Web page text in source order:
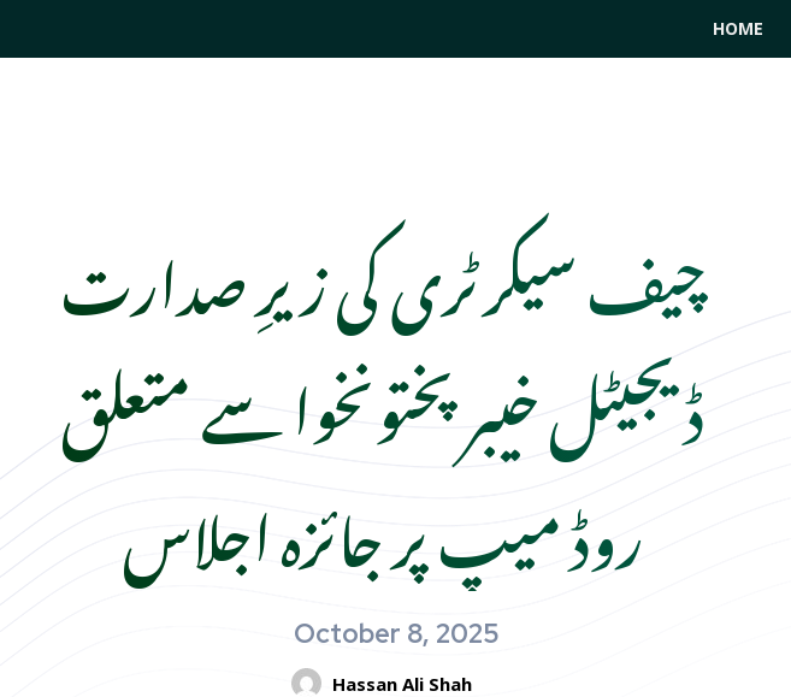
HOME
چیف سیکرٹری کی زیرِ صدارت
ڈیجیٹل خیبرپختونخوا سے متعلق
روڈ میپ پر جائزہ اجلاس
October 8, 2025
Hassan Ali Shah